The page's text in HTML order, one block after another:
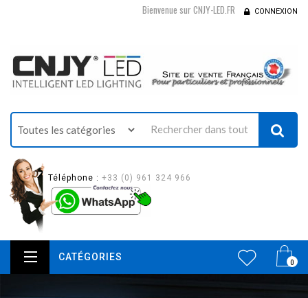
Bienvenue sur CNJY-LED.FR CONNEXION
Téléphone : +33 (0) 961 324 966
0
CATÉGORIES